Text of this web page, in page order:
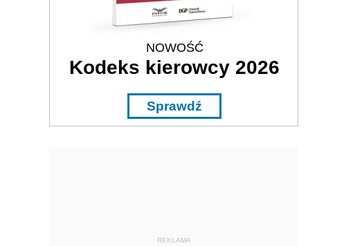
NOWOŚĆ
Kodeks kierowcy 2026
Sprawdź
REKLAMA